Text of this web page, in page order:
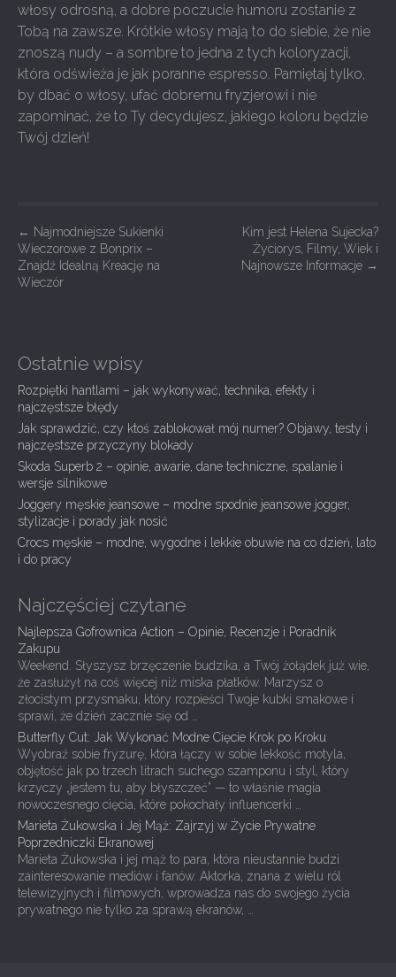
włosy odrosną, a dobre poczucie humoru zostanie z
Tobą na zawsze. Krótkie włosy mają to do siebie, że nie
znoszą nudy – a sombre to jedna z tych koloryzacji,
która odświeża je jak poranne espresso. Pamiętaj tylko,
by dbać o włosy, ufać dobremu fryzjerowi i nie
zapominać, że to Ty decydujesz, jakiego koloru będzie
Twój dzień!
P
o
s
a
v
i
g
a
t
i
o
n
← Najmodniejsze Sukienki
Wieczorowe z Bonprix –
Znajdź Idealną Kreację na
Wieczór
Kim jest Helena Sujecka?
Życiorys, Filmy, Wiek i
Najnowsze Informacje →
Ostatnie wpisy
Rozpiętki hantlami – jak wykonywać, technika, efekty i
najczęstsze błędy
Jak sprawdzić, czy ktoś zablokował mój numer? Objawy, testy i
najczęstsze przyczyny blokady
Skoda Superb 2 – opinie, awarie, dane techniczne, spalanie i
wersje silnikowe
Joggery męskie jeansowe – modne spodnie jeansowe jogger,
stylizacje i porady jak nosić
Crocs męskie – modne, wygodne i lekkie obuwie na co dzień, lato
i do pracy
Najczęściej czytane
Najlepsza Gofrownica Action – Opinie, Recenzje i Poradnik
Zakupu
Weekend. Słyszysz brzęczenie budzika, a Twój żołądek już wie,
że zasłużył na coś więcej niż miska płatków. Marzysz o
złocistym przysmaku, który rozpieści Twoje kubki smakowe i
sprawi, że dzień zacznie się od …
Butterfly Cut: Jak Wykonać Modne Cięcie Krok po Kroku
Wyobraź sobie fryzurę, która łączy w sobie lekkość motyla,
objętość jak po trzech litrach suchego szamponu i styl, który
krzyczy „jestem tu, aby błyszczeć” — to właśnie magia
nowoczesnego cięcia, które pokochały influencerki …
Marieta Żukowska i Jej Mąż: Zajrzyj w Życie Prywatne
Poprzedniczki Ekranowej
Marieta Żukowska i jej mąż to para, która nieustannie budzi
zainteresowanie mediów i fanów. Aktorka, znana z wielu ról
telewizyjnych i filmowych, wprowadza nas do swojego życia
prywatnego nie tylko za sprawą ekranów, …